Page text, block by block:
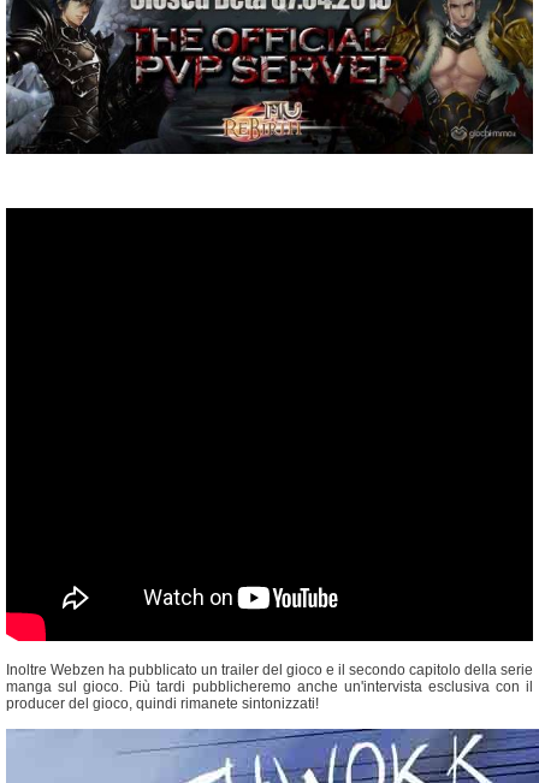
Inoltre Webzen ha pubblicato un trailer del gioco e il secondo capitolo della serie
manga sul gioco. Più tardi pubblicheremo anche un'intervista esclusiva con il
producer del gioco, quindi rimanete sintonizzati!